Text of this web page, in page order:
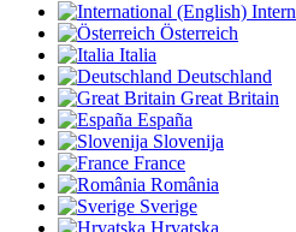
Österreich
Italia
Deutschland
Great Britain
España
Slovenija
France
România
Sverige